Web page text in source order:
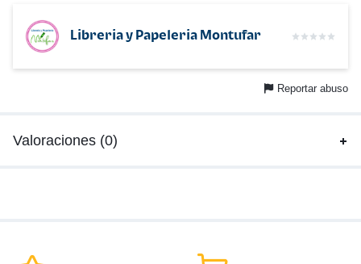
Libreria y Papeleria Montufar
Reportar abuso
Valoraciones (0)